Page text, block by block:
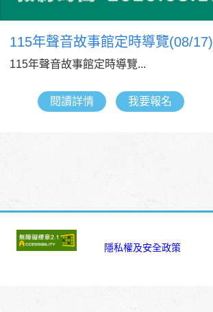
115年聲音故事館定時導覽(08/17)
115年聲音故事館定時導覽...
閱讀詳情 我要報名
隱私權及安全政策